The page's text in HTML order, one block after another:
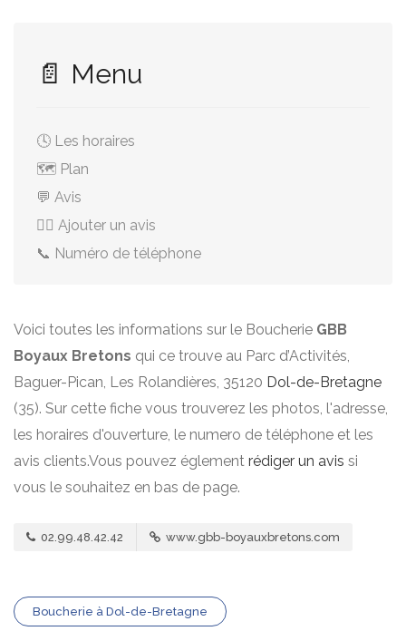
📄 Menu
🕓 Les horaires
🗺️ Plan
💬 Avis
✍🏻 Ajouter un avis
📞 Numéro de téléphone
Voici toutes les informations sur le Boucherie GBB
Boyaux Bretons qui ce trouve au Parc d’Activités,
Baguer-Pican, Les Rolandières, 35120 Dol-de-Bretagne
(35). Sur cette fiche vous trouverez les photos, l'adresse,
les horaires d'ouverture, le numero de téléphone et les
avis clients.Vous pouvez églement rédiger un avis si
vous le souhaitez en bas de page.
02.99.48.42.42 www.gbb-boyauxbretons.com
Boucherie à Dol-de-Bretagne